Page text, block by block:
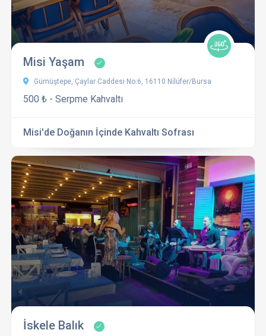
Misi Yaşam
Gümüştepe, Çaylar Caddesi No:6, 16110 Ni̇lüfer/Bursa
500 ₺ - Serpme Kahvaltı
Misi'de Doğanın İçinde Kahvaltı Sofrası
İskele Balık